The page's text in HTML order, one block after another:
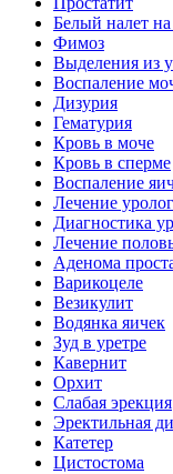
Белый налет
Фимоз
Выделения из
Воспаление
Дизурия
Гематурия
Кровь в моче
Кровь в сперме
Воспаление
Лечение
Диагностика
Лечение
Аденома
Варикоцеле
Везикулит
Водянка яичек
Зуд в уретре
Кавернит
Орхит
Слабая эрекция
Эректильная
Катетер
Цистостома